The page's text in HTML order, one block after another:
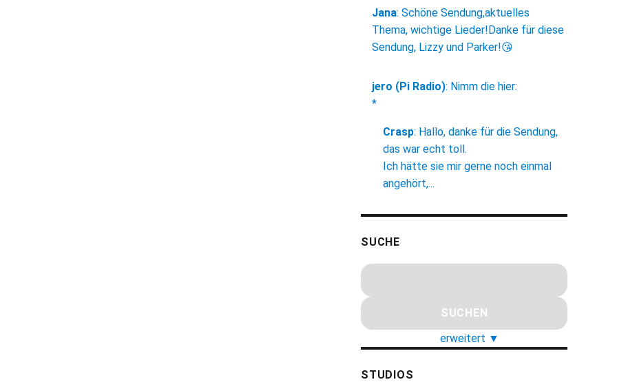
Jana: Schöne Sendung,aktuelles
Thema, wichtige Lieder!Danke für diese
Sendung, Lizzy und Parker!😘
jero (Pi Radio): Nimm die hier:
*
Crasp: Hallo, danke für die Sendung,
das war echt toll.
Ich hätte sie mir gerne noch einmal
angehört,...
SUCHE
erweitert ▼
STUDIOS